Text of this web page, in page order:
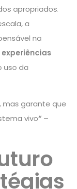
apropriados.
a
na
experiências
uso da
mas garante que
vivo“ –